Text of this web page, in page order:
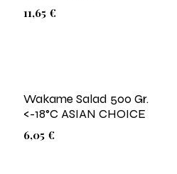
11,65€
Wakame Salad 500 Gr.
<-18°C ASIAN CHOICE
6,05€